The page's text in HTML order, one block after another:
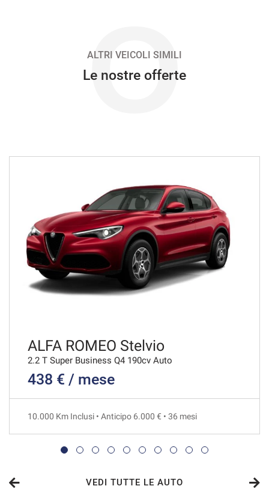
O
ALTRI VEICOLI SIMILI
Le nostre offerte
ALFA ROMEO Stelvio
2.2 T Super Business Q4 190cv Auto
438 € / mese
10.000 Km Inclusi • Anticipo 6.000 € • 36 mesi
VEDI TUTTE LE AUTO